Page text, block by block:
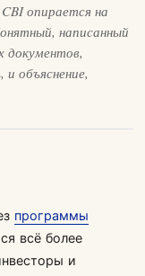
опирается на
написанный
документов,
объяснение,
программы
всё более
и